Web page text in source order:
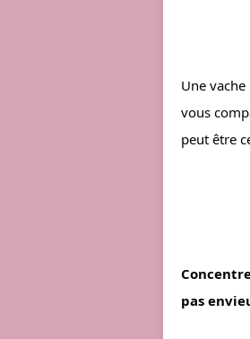
Une
vous
peut être
pas